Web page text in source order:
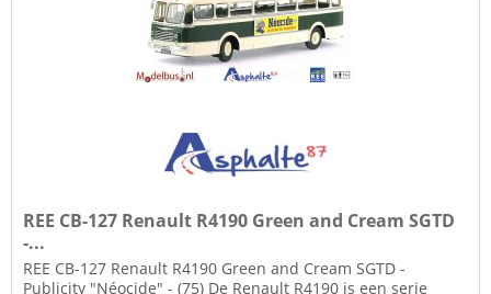
REE CB-127 Renault R4190 Green and Cream SGTD
-...
REE CB-127 Renault R4190 Green and Cream SGTD -
Publicity "Néocide" - (75) De Renault R4190 is een serie